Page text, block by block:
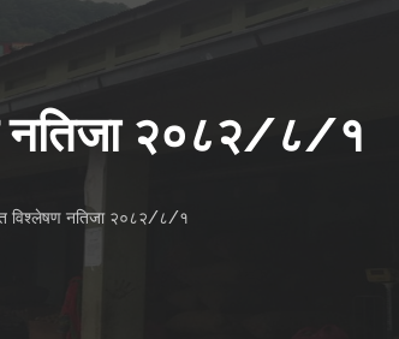
नतिजा २०८२/८/१
विश्लेषण नतिजा २०८२/८/१